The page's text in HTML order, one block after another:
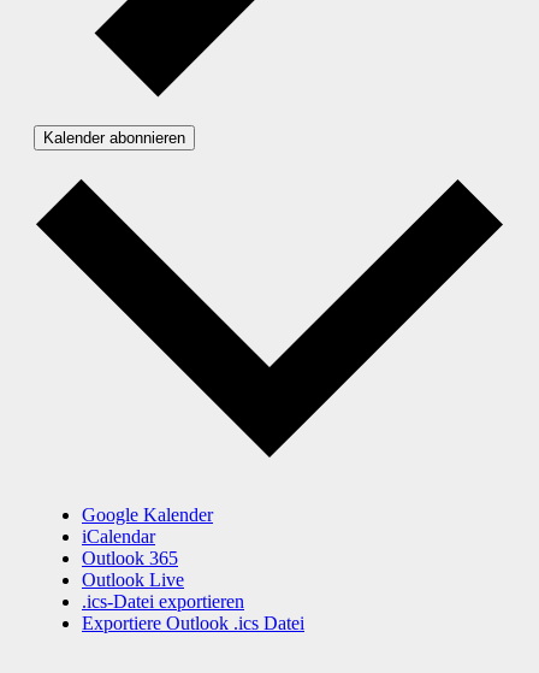
Kalender abonnieren
Google Kalender
iCalendar
Outlook 365
Outlook Live
.ics-Datei exportieren
Exportiere Outlook .ics Datei